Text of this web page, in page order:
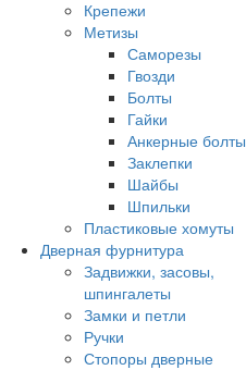
Крепежи
Метизы
Саморезы
Гвозди
Болты
Гайки
Анкерные болты
Заклепки
Шайбы
Шпильки
Пластиковые хомуты
Дверная фурнитура
Задвижки, засовы,
шпингалеты
Замки и петли
Ручки
Стопоры дверные